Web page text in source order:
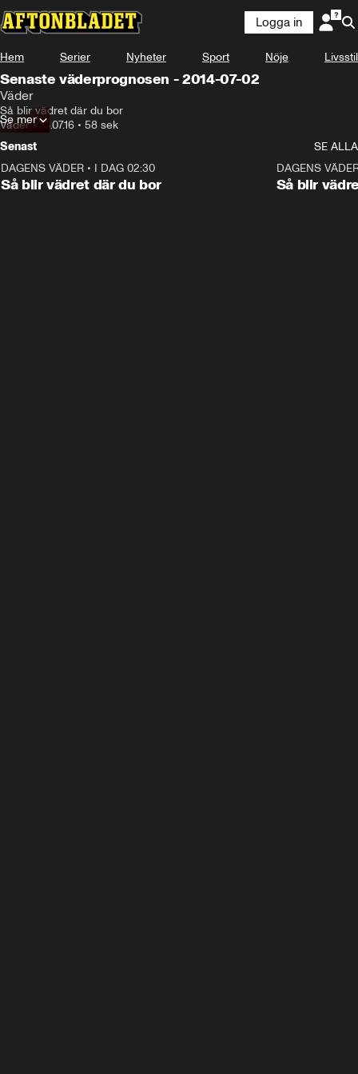
Logga in
Hem Serier Nyheter Sport Nöje Livsstil
Senaste väderprognosen - 2014-07-02
Väder
Så blir vädret där du bor
Väder• 18.07.16 • 58 sek
Se mer
Senast
SE ALLA
DAGENS VÄDER • I DAG 02:30
Så blir vädret där du bor
DAGENS
Så blir